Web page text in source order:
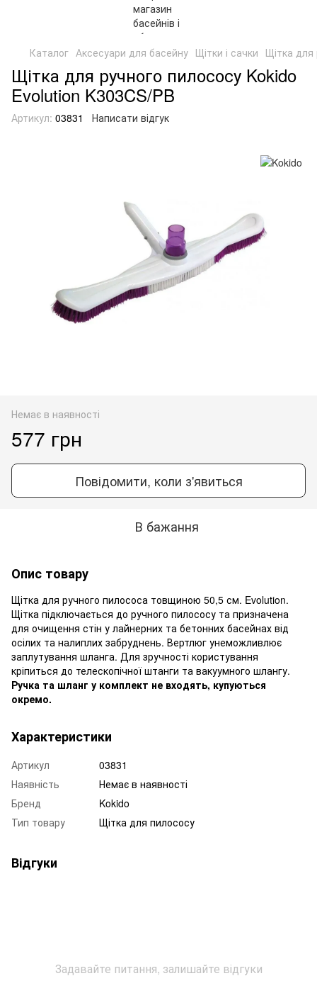
Каталог Аксесуари для басейну Щітки і сачки Щітка для
Щітка для ручного пилососу Kokido
Evolution K303CS/PB
Артикул: 03831 Написати відгук
Немає в наявності
577 грн
Повідомити, коли з'явиться
В бажання
Опис товару
Щітка для ручного пилососа товщиною 50,5 см. Evolution.
Щітка підключається до ручного пилососу та призначена
для очищення стін у лайнерних та бетонних басейнах від
осілих та налиплих забруднень. Вертлюг унеможливлює
заплутування шланга. Для зручності користування
кріпиться до телескопічної штанги та вакуумного шлангу.
Ручка та шланг у комплект не входять, купуються
окремо.
Характеристики
Артикул
03831
Наявність
Немає в наявності
Бренд
Kokido
Тип товару
Щітка для пилососу
Відгуки
Задавайте питання, залишайте відгуки